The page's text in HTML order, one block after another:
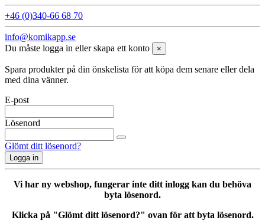
+46 (0)340-66 68 70
info@komikapp.se
Du måste logga in eller skapa ett konto
×
Spara produkter på din önskelista för att köpa dem senare eller dela
med dina vänner.
E-post
Lösenord
Glömt ditt lösenord?
Logga in
Vi har ny webshop, fungerar inte ditt inlogg kan du behöva
byta lösenord.
Klicka på "Glömt ditt lösenord?" ovan för att byta lösenord.